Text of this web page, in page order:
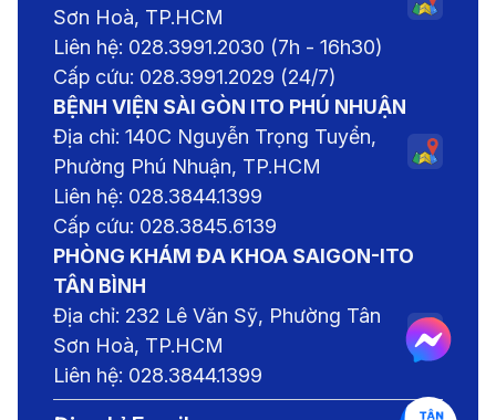
Sơn Hoà, TP.HCM
Liên hệ: 028.3991.2030 (7h - 16h30)
Cấp cứu: 028.3991.2029 (24/7)
BỆNH VIỆN SÀI GÒN ITO PHÚ NHUẬN
Địa chỉ: 140C Nguyễn Trọng Tuyển,
Phường Phú Nhuận, TP.HCM
Liên hệ: 028.3844.1399
Cấp cứu: 028.3845.6139
PHÒNG KHÁM ĐA KHOA SAIGON-ITO
TÂN BÌNH
Địa chỉ: 232 Lê Văn Sỹ, Phường Tân
Sơn Hoà, TP.HCM
Liên hệ: 028.3844.1399